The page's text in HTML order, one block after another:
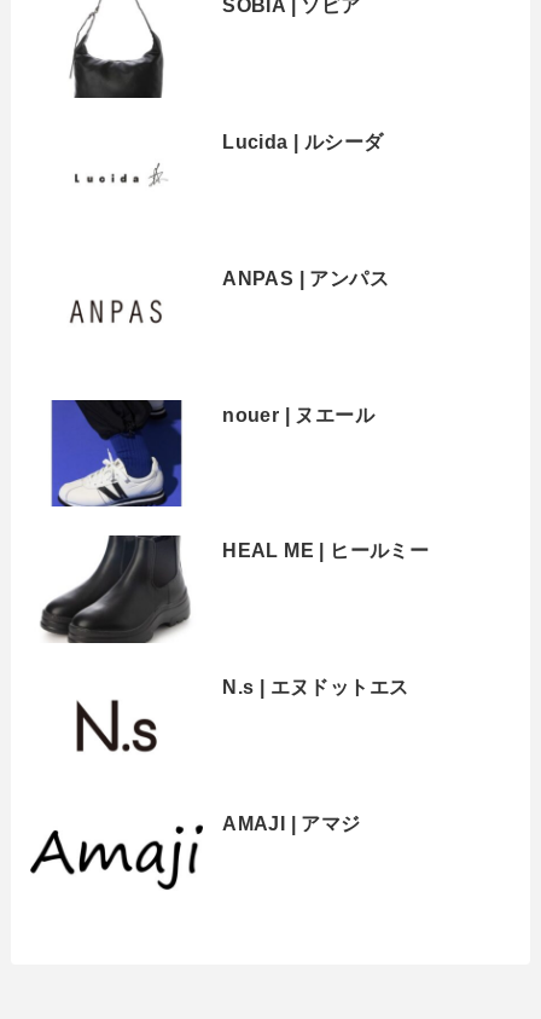
SOBIA | ソビア
Lucida | ルシーダ
ANPAS | アンパス
nouer | ヌエール
HEAL ME | ヒールミー
N.s | エヌドットエス
AMAJI | アマジ